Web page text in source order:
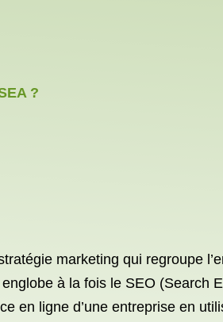
?
marketing qui regroupe
à la fois le SEO (Search
en ligne d’une entreprise en